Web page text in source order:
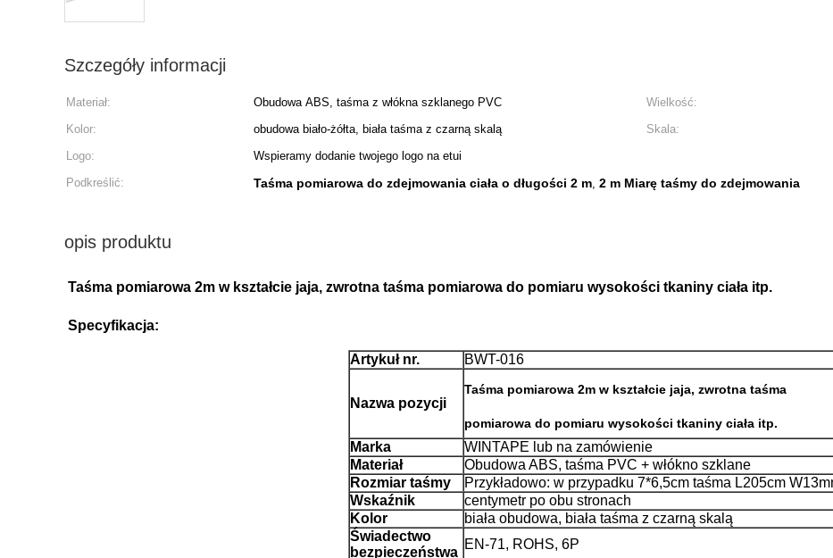
Szczegóły informacji
Materiał: Obudowa ABS, taśma z włókna szklanego PVC Wielkość:
Kolor:
obudowa biało-żółta, biała taśma z czarną skalą Skala:
Logo:
Wspieramy dodanie twojego logo na etui
Podkreślić:
Taśma pomiarowa do zdejmowania ciała o długości 2 m, 2 m Miarę taśmy do zdejmowania
opis produktu
Taśma pomiarowa 2m w kształcie jaja, zwrotna taśma pomiarowa do pomiaru wysokości tkaniny ciała itp.
Specyfikacja:
Artykuł nr. BWT-016
Nazwa pozycji
Taśma pomiarowa 2m w kształcie jaja, zwrotna taśma
pomiarowa do pomiaru wysokości tkaniny ciała itp.
Marka
WINTAPE lub na zamówienie
Materiał
Obudowa ABS, taśma PVC + włókno szklane
Rozmiar taśmy
Przykładowo: w przypadku 7*6,5cm taśma L205cm
Wskaźnik
centymetr po obu stronach
Kolor
biała obudowa, biała taśma z czarną skalą
Świadectwo
bezpieczeństwa
EN-71, ROHS, 6P